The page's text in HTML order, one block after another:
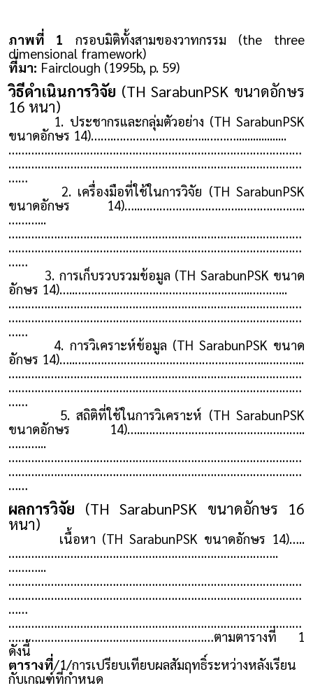
ภาพที่ 1 กรอบมิติทั้งสามของวาทกรรม (the three
dimensional framework)
ที่มา: Fairclough (1995b, p. 59)
วิธีดำเนินการวิจัย (TH SarabunPSK ขนาดอักษร
16 หนา)
1. ประชากรและกลุ่มตัวอย่าง (TH SarabunPSK
ขนาดอักษร 14)…….………………………..………..................
………………………………………………………………………………
………………………………………………………………………………
……
2. เครื่องมือที่ใช้ในการวิจัย (TH SarabunPSK
ขนาดอักษร 14)…..………………………….………………..
………...
………………………………………………………………………………
………………………………………………………………………………
……
3. การเก็บรวบรวมข้อมูล (TH SarabunPSK ขนาด
อักษร 14)…..………….…………………………………..………...
………………………………………………………………………………
………………………………………………………………………………
……
4. การวิเคราะห์ข้อมูล (TH SarabunPSK ขนาด
อักษร 14)…..…………………………………………………..………...
………………………………………………………………………………
………………………………………………………………………………
……
5. สถิติที่ใช้ในการวิเคราะห์ (TH SarabunPSK
ขนาดอักษร 14)…..…………………………………………..
………...
………………………………………………………………………………
………………………………………………………………………………
……
ผลการวิจัย (TH SarabunPSK ขนาดอักษร 16
หนา)
เนื้อหา (TH SarabunPSK ขนาดอักษร 14)…..
………………………………………………………………………..
………...
………………………………………………………………………………
………………………………………………………………………………
……
………………………………………………………………………………
………………………………………………………ตามตารางที่ 1
ดังนี้
ตารางที่/1/การเปรียบเทียบผลสัมฤทธิ์ระหว่างหลังเรียน
กับเกณฑ์ที่กำหนด